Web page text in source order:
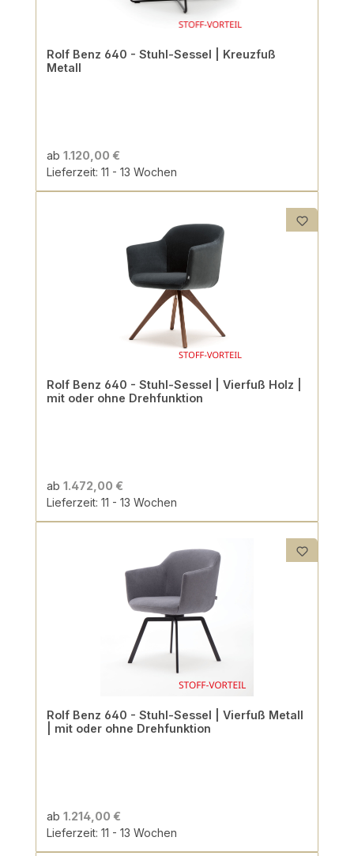
Rolf Benz 640 - Stuhl-Sessel | Kreuzfuß
Metall
ab 1.120,00 €
Lieferzeit: 11 - 13 Wochen
Rolf Benz 640 - Stuhl-Sessel | Vierfuß Holz |
mit oder ohne Drehfunktion
ab 1.472,00 €
Lieferzeit: 11 - 13 Wochen
Rolf Benz 640 - Stuhl-Sessel | Vierfuß Metall
| mit oder ohne Drehfunktion
ab 1.214,00 €
Lieferzeit: 11 - 13 Wochen